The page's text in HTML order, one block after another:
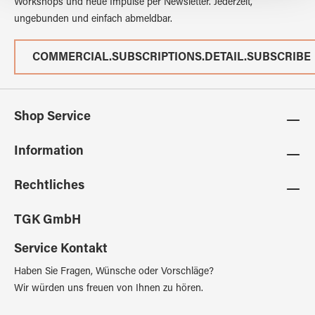
Workshops und neue Impulse per Newsletter. Jederzeit,
ungebunden und einfach abmeldbar.
COMMERCIAL.SUBSCRIPTIONS.DETAIL.SUBSCRIBE
Shop Service
Information
Rechtliches
TGK GmbH
Service Kontakt
Haben Sie Fragen, Wünsche oder Vorschläge?
Wir würden uns freuen von Ihnen zu hören.